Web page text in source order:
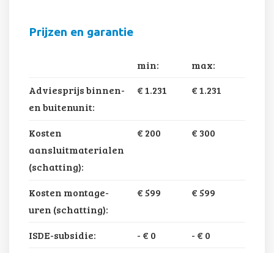
Prijzen en garantie
min:
max:
Adviesprijs binnen-
en buitenunit:
€ 1.231 € 1.231
Kosten
aansluitmaterialen
(schatting):
€ 200 € 300
Kosten montage-
uren (schatting):
€ 599 € 599
ISDE-subsidie: - € 0 - € 0